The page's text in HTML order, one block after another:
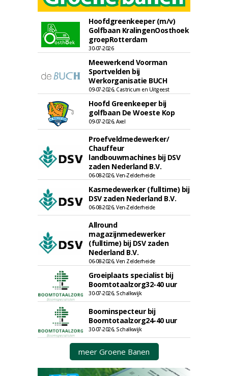
Hoofdgreenkeeper (m/v)
Golfbaan KralingenOosthoek
groepRotterdam
30-07-2026
Meewerkend Voorman
Sportvelden bij
Werkorganisatie BUCH
09-07-2026, Castricum en Uitgeest
Hoofd Greenkeeper bij
golfbaan De Woeste Kop
09-07-2026, Axel
Proefveldmedewerker/
Chauffeur
landbouwmachines bij DSV
zaden Nederland B.V.
06-08-2026, Ven-Zelderheide
Kasmedewerker (fulltime) bij
DSV zaden Nederland B.V.
06-08-2026, Ven-Zelderheide
Allround
magazijnmedewerker
(fulltime) bij DSV zaden
Nederland B.V.
06-08-2026, Ven Zelderheide
Groeiplaats specialist bij
Boomtotaalzorg32-40 uur
30-07-2026, Schalkwijk
Boominspecteur bij
Boomtotaalzorg24-40 uur
30-07-2026, Schalkwijk
meer Groene Banen